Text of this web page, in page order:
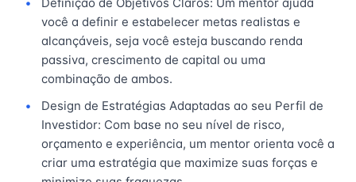
você a definir e estabelecer metas realistas e
alcançáveis, seja você esteja buscando renda
passiva, crescimento de capital ou uma
combinação de ambos.
Design de Estratégias Adaptadas ao seu Perfil de
Investidor: Com base no seu nível de risco,
orçamento e experiência, um mentor orienta você a
criar uma estratégia que maximize suas forças e